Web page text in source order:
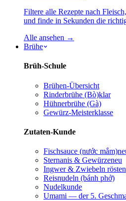
Filtere alle Rezepte nach
und finde in Sekunden die
Alle ansehen →
Brühe
Brüh-Schule
Brühen-Übersicht
Rinderbrühe (Bò)klar
Hühnerbrühe (Gà)
Gewürz-Meisterklasse
Zutaten-Kunde
Fischsauce (nước mắm)
Sternanis & Gewürzeneu
Ingwer & Zwiebeln rösten
Reisnudeln (bánh phở)
Nudelkunde
Umami — der 5.